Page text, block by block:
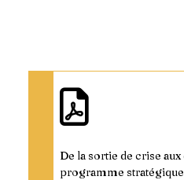
De la sortie de crise
programme